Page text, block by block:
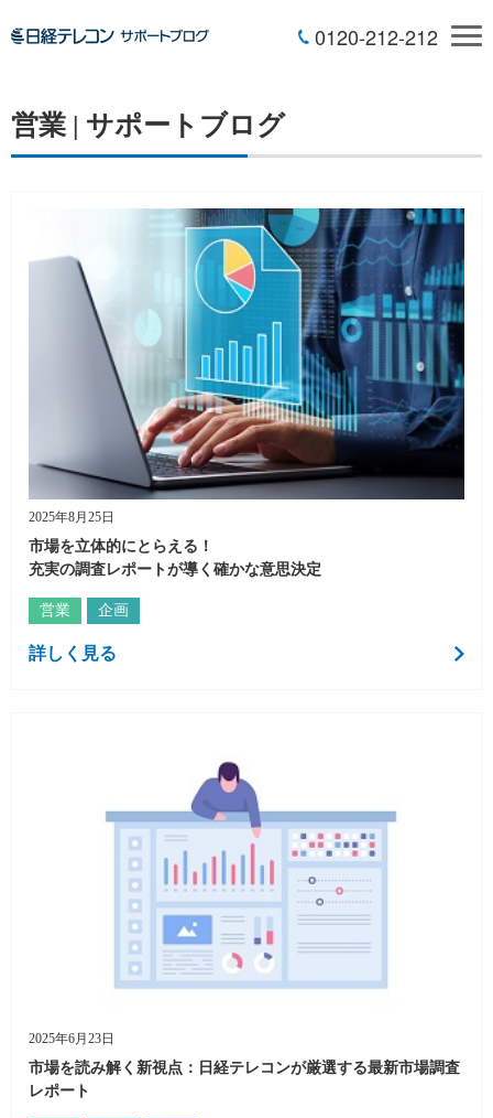
0120-212-212
営業 | サポートブログ
2025年8月25日
市場を立体的にとらえる！
充実の調査レポートが導く確かな意思決定
営業 企画
詳しく見る
2025年6月23日
市場を読み解く新視点：日経テレコンが厳選する最新市場調査
レポート